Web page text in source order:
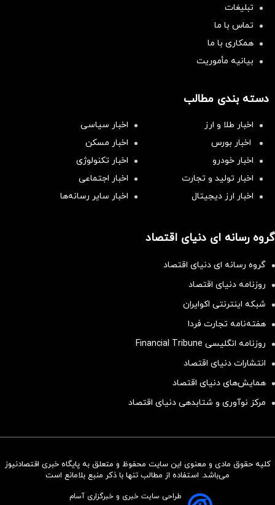
سرمایه‌گذاری همسنگ با شاخص
تبلیغات
تماس با ما
همکاری با ما
بیانیه مأموریت
دسته بندی مطالب
اخبار طلا و ارز
اخبار سیاسی
اخبار بورس
اخبار مسکن
اخبار خودرو
اخبار تکنولوژی
اخبار تولید و تجارت
اخبار اجتماعی
اخبار ارز دیجیتال
اخبار سایر رسانه‌‌ها
گروه رسانه ای دنیای اقتصاد
گروه رسانه ای دنیای اقتصاد
روزنامه دنیای اقتصاد
شبکه اینترنتی اکوایران
هفته‌نامه تجارت فردا
روزنامه انگلیسی Financial Tribune
انتشارات دنیای اقتصاد
همایش‌های دنیای اقتصاد
مرکز نوآوری و شتابدهی دنیای اقتصاد
کلیه حقوق مادی و معنوی این سایت محفوظ و متعلق به پایگاه خبری اقتصادنیوز
می‌باشد. استفاده از مطالب تنها با ذکر منبع بلامانع است
طراحی سایت خبری و خبرگزاری آسام